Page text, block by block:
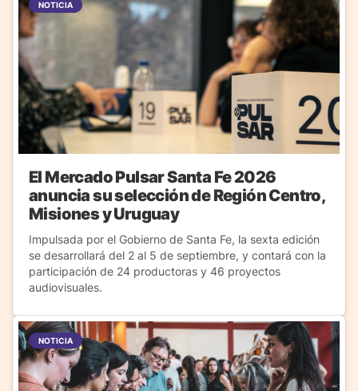
NOTICIA
El Mercado Pulsar Santa Fe 2026
anuncia su selección de Región Centro,
Misiones y Uruguay
Impulsada por el Gobierno de Santa Fe, la sexta edición
se desarrollará del 2 al 5 de septiembre, y contará con la
participación de 24 productoras y 46 proyectos
audiovisuales.
NOTICIA